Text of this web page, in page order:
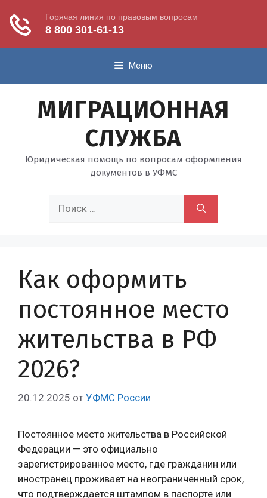
содержимому
Меню
МИГРАЦИОННАЯ
СЛУЖБА
Юридическая помощь по вопросам оформления
документов в УФМС
Как оформить
постоянное место
жительства в РФ
2026?
20.12.2025 от УФМС России
Постоянное место жительства в Российской
Федерации — это официально
зарегистрированное место, где гражданин или
иностранец проживает на неограниченный срок,
что подтверждается штампом в паспорте или